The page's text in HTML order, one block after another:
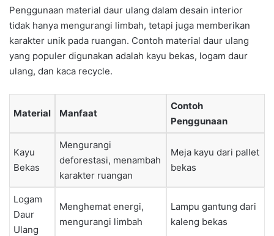
Penggunaan material daur ulang dalam desain interior
tidak hanya mengurangi limbah, tetapi juga memberikan
karakter unik pada ruangan. Contoh material daur ulang
yang populer digunakan adalah kayu bekas, logam daur
ulang, dan kaca recycle.
Material Manfaat
Contoh
Penggunaan
Kayu
Bekas
Mengurangi
deforestasi, menambah
karakter ruangan
Meja kayu dari pallet
bekas
Logam
Daur
Ulang
Menghemat energi,
mengurangi limbah
Lampu gantung dari
kaleng bekas